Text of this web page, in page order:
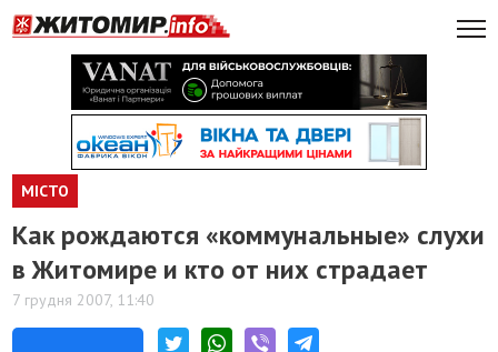
МІСТО
Как рождаются «коммунальные» слухи
в Житомире и кто от них страдает
7 грудня 2007, 11:40